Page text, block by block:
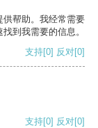
供帮助。我经常需要
到我需要的信息。
支持[0] 反对[0]
支持[0] 反对[0]